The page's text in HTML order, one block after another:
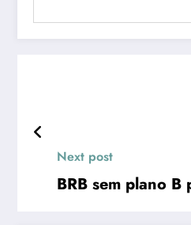
Next post
BRB sem plano